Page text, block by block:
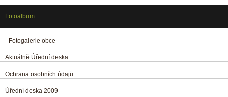
Fotoalbum
_Fotogalerie obce
Aktuálně Úřední deska
Ochrana osobních údajů
Úřední deska 2009